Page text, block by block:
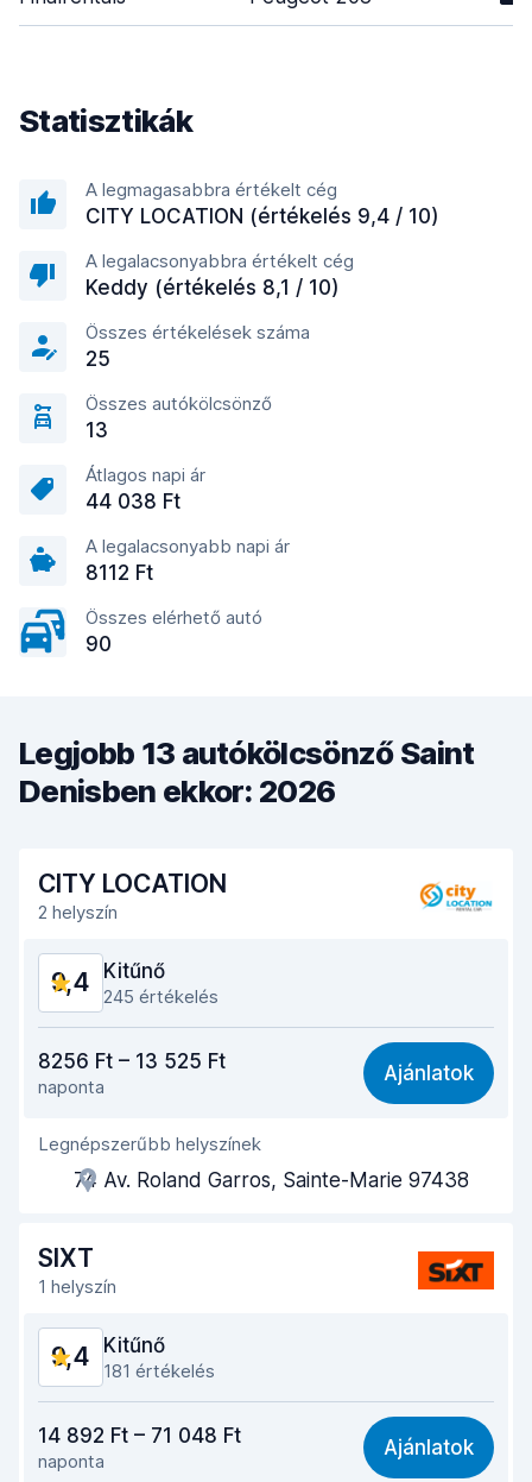
Statisztikák
A legmagasabbra értékelt cég
CITY LOCATION (értékelés 9,4 / 10)
A legalacsonyabbra értékelt cég
Keddy (értékelés 8,1 / 10)
Összes értékelések száma
25
Összes autókölcsönző
13
Átlagos napi ár
44 038 Ft
A legalacsonyabb napi ár
8112 Ft
Összes elérhető autó
90
Legjobb 13 autókölcsönző Saint
Denisben ekkor: 2026
CITY LOCATION
2 helyszín
9,4 Kitűnő
245 értékelés
9,1
Könnyű megtalálás 9,3
Ügynöki segítőkészség
Az autó átvételéhez szükséges idő
Az autó leadásához szükséges idő 9,6
Az autó tisztasága
Autó állapota
8256 Ft – 13 525 Ft
naponta
Ajánlatok
Legnépszerűbb helyszínek
74 Av. Roland Garros, Sainte-Marie 97438
SIXT
1 helyszín
9,4 Kitűnő
181 értékelés
9,2
Könnyű megtalálás 9,5
14 892 Ft – 71 048 Ft
naponta
Ajánlatok